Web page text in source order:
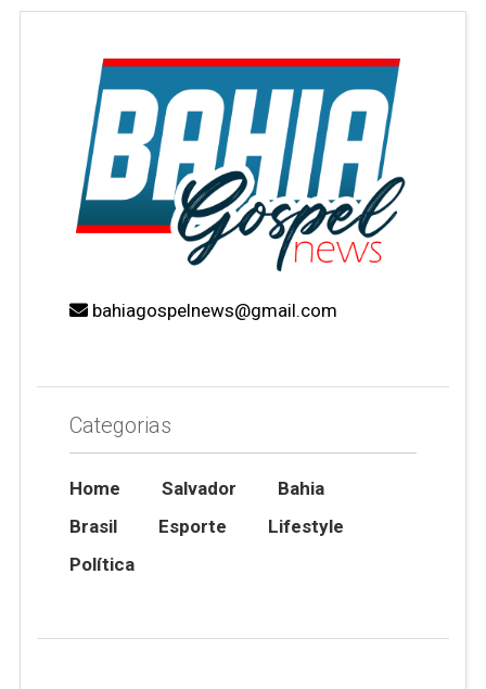
bahiagospelnews@gmail.com
Categorias
Home Salvador
Bahia
Brasil
Esporte
Lifestyle
Política